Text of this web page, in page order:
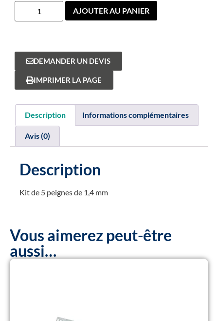
AJOUTER AU PANIER
DEMANDER UN DEVIS
IMPRIMER LA PAGE
Description Informations complémentaires
Avis (0)
Description
Kit de 5 peignes de 1,4 mm
Vous aimerez peut-être
aussi…